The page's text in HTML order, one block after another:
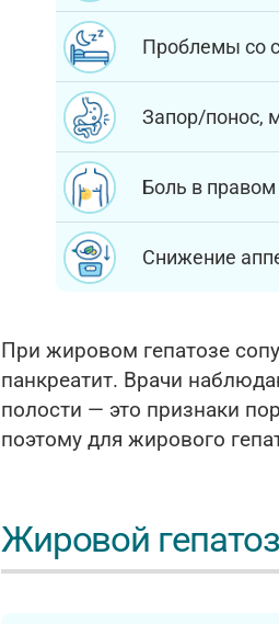
Проблемы со
Запор/понос,
Боль в
Снижение
При жировом гепатозе
панкреатит. Врачи
полости — это признаки
поэтому для жирового
Жировой